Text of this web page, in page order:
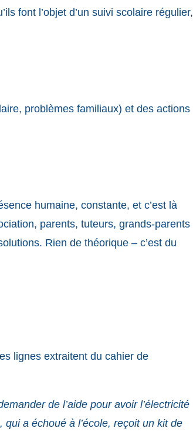
font l’objet d’un suivi scolaire régulier,
problèmes familiaux) et des actions
humaine, constante, et c’est là
parents, tuteurs, grands-parents
Rien de théorique – c’est du
lignes extraitent du cahier de
de l’aide pour avoir l’électricité
a échoué à l’école, reçoit un kit de